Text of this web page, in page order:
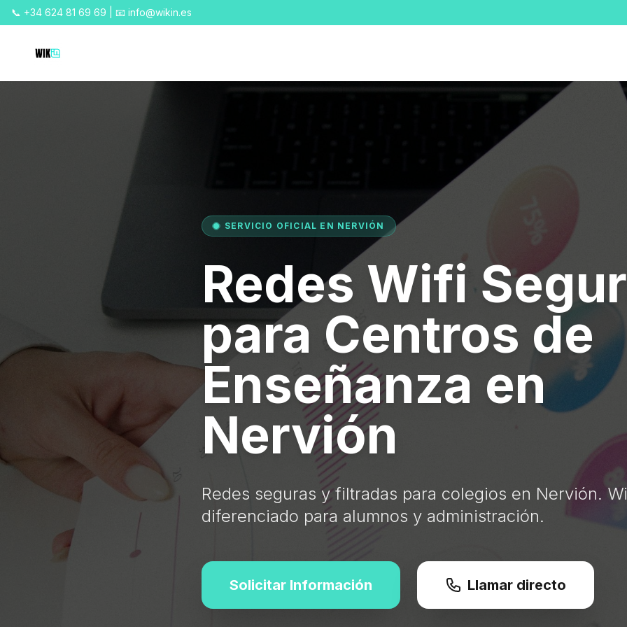
📞 +34 624 81 69 69 | 📧 info@wikin.es
SERVICIO OFICIAL EN NERVIÓN
Redes Wifi
para Centros de
Enseñanza en
Nervión
Redes seguras y filtradas para colegios en Nervión.
diferenciado para alumnos y administración.
Solicitar Información Llamar directo